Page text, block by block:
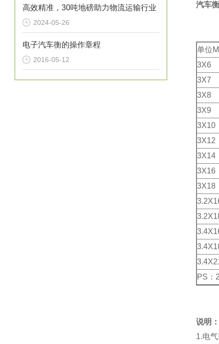
高效精准，30吨地磅助力物流运输行业
2024-05-26
电子汽车衡的操作章程
2016-05-12
汽车
单位M
3X6
3X7
3X8
3X9
3X10
3X12
3X14
3X16
3X18
PS：
说明：
1.电